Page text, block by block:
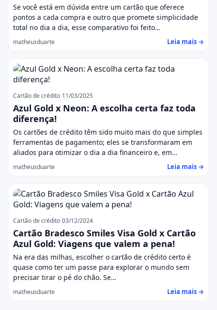
Se você está em dúvida entre um cartão que oferece
pontos a cada compra e outro que promete simplicidade
total no dia a dia, esse comparativo foi feito…
matheusduarte Leia mais →
Cartão de crédito 11/03/2025
Azul Gold x Neon: A escolha certa faz toda
diferença!
Os cartões de crédito têm sido muito mais do que simples
ferramentas de pagamento; eles se transformaram em
aliados para otimizar o dia a dia financeiro e, em…
matheusduarte Leia mais →
Cartão de crédito 03/12/2024
Cartão Bradesco Smiles Visa Gold x Cartão
Azul Gold: Viagens que valem a pena!
Na era das milhas, escolher o cartão de crédito certo é
quase como ter um passe para explorar o mundo sem
precisar tirar o pé do chão. Se…
matheusduarte Leia mais →